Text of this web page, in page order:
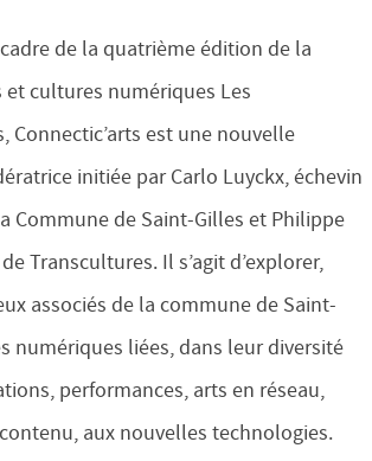
de la quatrième édition de la
et cultures numériques Les
Connectic’arts est une nouvelle
initiée par Carlo Luyckx, échevin
Commune de Saint-Gilles et Philippe
Transcultures. Il s’agit d’explorer,
associés de la commune de Saint-
numériques liées, dans leur diversité
performances, arts en réseau,
aux nouvelles technologies.